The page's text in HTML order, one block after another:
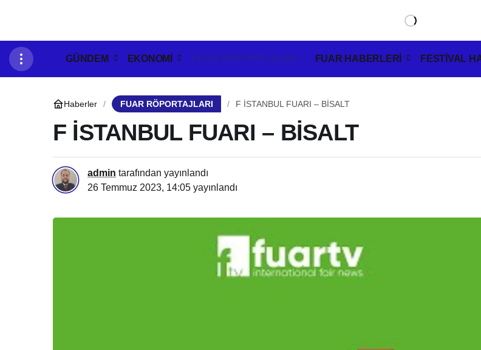
GÜNDEM EKONOMİ FUAR RÖPORTAJLARI FUAR HABERLERİ FESTİVAL
Haberler FUAR RÖPORTAJLARI F İSTANBUL FUARI – BİSALT
F İSTANBUL FUARI – BİSALT
admin tarafından yayınlandı
26 Temmuz 2023, 14:05 yayınlandı